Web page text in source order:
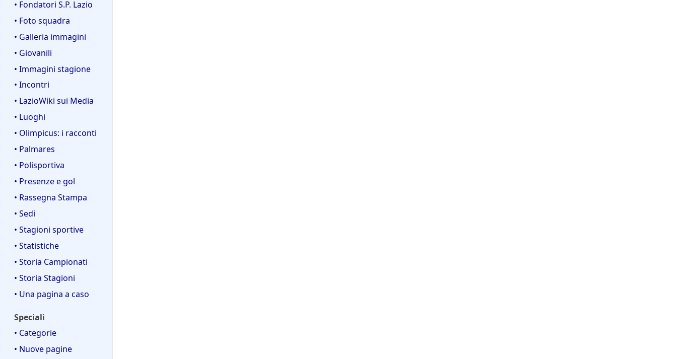
• Fondatori S.P. Lazio
• Foto squadra
• Galleria immagini
• Giovanili
• Immagini stagione
• Incontri
• LazioWiki sui Media
• Luoghi
• Olimpicus: i racconti
• Palmares
• Polisportiva
• Presenze e gol
• Rassegna Stampa
• Sedi
• Stagioni sportive
• Statistiche
• Storia Campionati
• Storia Stagioni
• Una pagina a caso
Speciali
• Categorie
• Nuove pagine